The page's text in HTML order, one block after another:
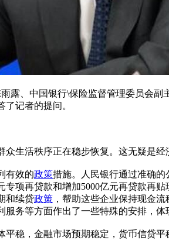
、中国银行\保险监督管理委员会副
记者的提问。
活秩序正在稳步恢复。这无疑是经
有效的政策措施。人民银行通过准确
项再贷款和增加5000亿元再贷款再
和续贷政策 ，帮助这些企业保持现金
务等方面作出了一些特殊的安排，体
，金融市场预期稳定，货币信贷平